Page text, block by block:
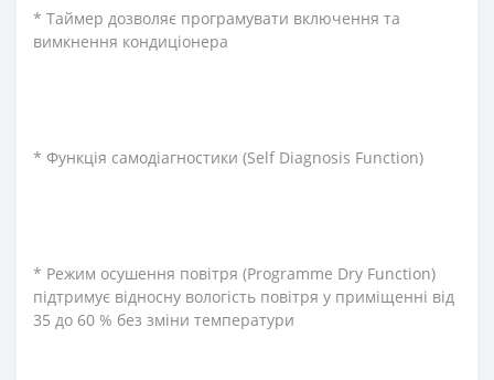
* Таймер дозволяє програмувати включення та
вимкнення кондиціонера
* Функція самодіагностики (Self Diagnosis Function)
* Режим осушення повітря (Programme Dry Function)
підтримує відносну вологість повітря у приміщенні від
35 до 60 % без зміни температури